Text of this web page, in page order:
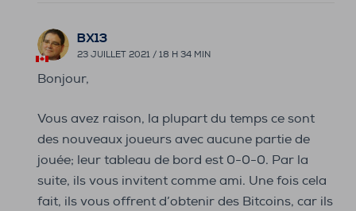
BX13
23 JUILLET 2021 / 18 H 34 MIN
Bonjour,
Vous avez raison, la plupart du temps ce sont
des nouveaux joueurs avec aucune partie de
jouée; leur tableau de bord est 0-0-0. Par la
suite, ils vous invitent comme ami. Une fois cela
fait, ils vous offrent d’obtenir des Bitcoins, car ils